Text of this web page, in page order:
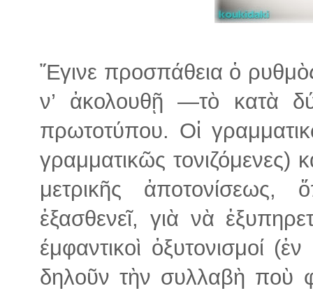
Ἔγινε προσπάθεια ὁ
ν’ ἀκολουθῇ —τὸ κατὰ
πρωτοτύπου. Οἱ
γραμματικῶς τονιζόμενες)
μετρικῆς
ἐξασθενεῖ, γιὰ νὰ
έμφαντικοὶ ὀξυτονισμοί
δηλοῦν τὴν συλλαβὴ ποὺ